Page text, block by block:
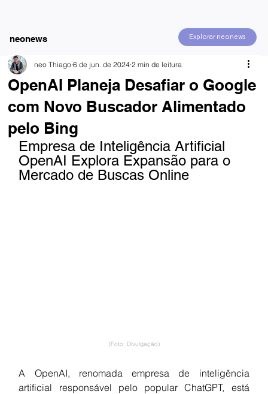
Explorar neonews
neonews
OpenAI Planeja Desafiar o Google
com Novo Buscador Alimentado
pelo Bing
neo Thiago 6 de jun. de 2024 2 min de leitura
Empresa de Inteligência Artificial
OpenAI Explora Expansão para o
Mercado de Buscas Online
(Foto: Divulgação)
A OpenAI, renomada empresa de inteligência
artificial responsável pelo popular ChatGPT, está